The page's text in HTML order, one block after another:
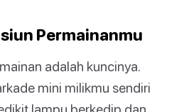
Permainanmu
adalah kuncinya.
mini milikmu sendiri